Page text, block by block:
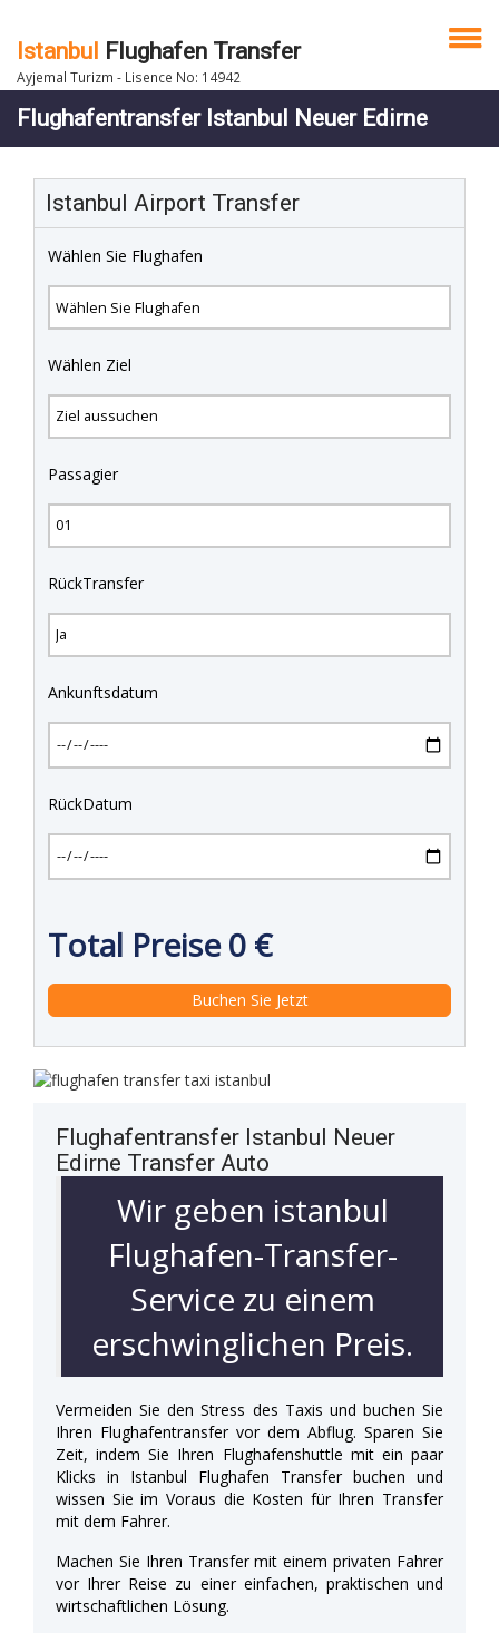
Istanbul Flughafen Transfer
Ayjemal Turizm - Lisence No: 14942
Flughafentransfer Istanbul Neuer Edirne
Istanbul Airport Transfer
Wählen Sie Flughafen
Wählen Ziel
Passagier
RückTransfer
Ankunftsdatum
RückDatum
Total Preise0 €
Flughafentransfer Istanbul Neuer
Edirne Transfer Auto
Wir geben istanbul
Flughafen-Transfer-
Service zu einem
erschwinglichen Preis.
Vermeiden Sie den Stress des Taxis und buchen Sie
Ihren Flughafentransfer vor dem Abflug. Sparen Sie
Zeit, indem Sie Ihren Flughafenshuttle mit ein paar
Klicks in Istanbul Flughafen Transfer buchen und
wissen Sie im Voraus die Kosten für Ihren Transfer
mit dem Fahrer.
Machen Sie Ihren Transfer mit einem privaten Fahrer
vor Ihrer Reise zu einer einfachen, praktischen und
wirtschaftlichen Lösung.